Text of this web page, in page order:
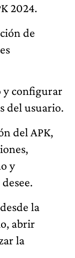
2024.
de
y configurar
del usuario.
del APK,
y
la
abrir
la